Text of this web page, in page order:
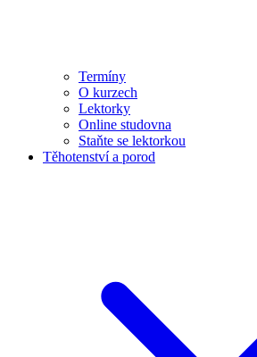
Termíny
O kurzech
Lektorky
Online studovna
Staňte se lektorkou
Těhotenství a porod